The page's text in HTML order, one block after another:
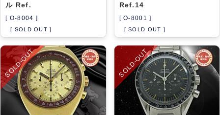
ル Ref.
[ O-8004 ]
[ SOLD OUT ]
Ref.14
[ O-8001 ]
[ SOLD OUT ]
SOLD-OUT SOLD-OUT